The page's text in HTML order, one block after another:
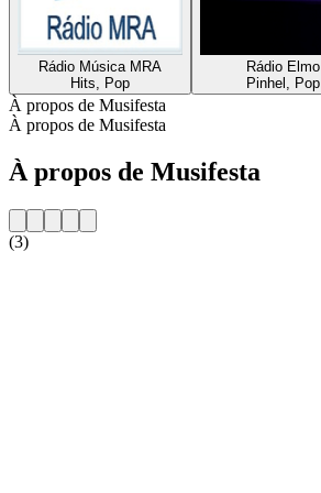
Rádio Música MRA
Hits, Pop
Rádio Elmo
Pinhel, Pop
À propos de Musifesta
À propos de Musifesta
À propos de Musifesta
(3)